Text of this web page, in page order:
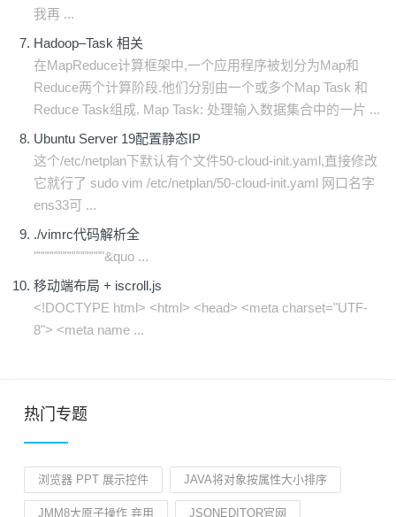
我再 ...
Hadoop–Task 相关
在MapReduce计算框架中,一个应用程序被划分为Map和
Reduce两个计算阶段.他们分别由一个或多个Map Task 和
Reduce Task组成. Map Task: 处理输入数据集合中的一片 ...
Ubuntu Server 19配置静态IP
这个/etc/netplan下默认有个文件50-cloud-init.yaml,直接修改
它就行了 sudo vim /etc/netplan/50-cloud-init.yaml 网口名字
ens33可 ...
./vimrc代码解析全
""""""""""""""""&quo ...
移动端布局 + iscroll.js
<!DOCTYPE html> <html> <head> <meta charset="UTF-
8"> <meta name ...
热门专题
浏览器 PPT 展示控件 JAVA将对象按属性大小排序
JMM8大原子操作 弃用 JSONEDITOR官网